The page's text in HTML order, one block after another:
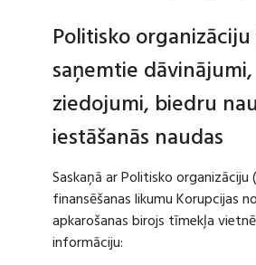
Politisko
saņemtie dāvinājumi,
ziedojumi, biedru
iestāšanās naudas
Saskaņā ar Politisko organizāciju
finansēšanas likumu Korupcijas
apkarošanas birojs tīmekļa
informāciju: